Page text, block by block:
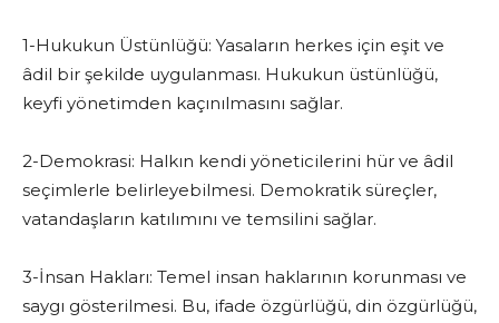
1-Hukukun Üstünlüğü: Yasaların herkes için eşit ve
âdil bir şekilde uygulanması. Hukukun üstünlüğü,
keyfi yönetimden kaçınılmasını sağlar.
2-Demokrasi: Halkın kendi yöneticilerini hür ve âdil
seçimlerle belirleyebilmesi. Demokratik süreçler,
vatandaşların katılımını ve temsilini sağlar.
3-İnsan Hakları: Temel insan haklarının korunması ve
saygı gösterilmesi. Bu, ifade özgürlüğü, din özgürlüğü,